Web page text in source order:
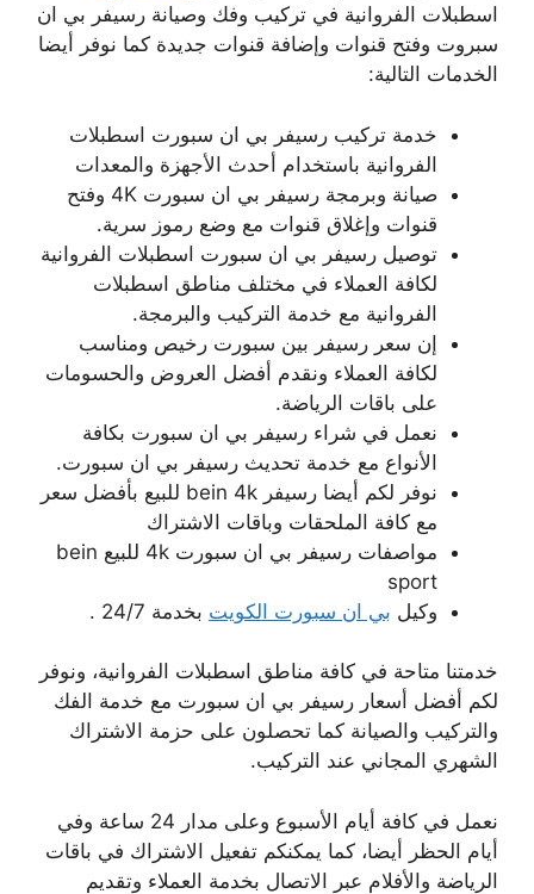
اسطبلات الفروانية في تركيب وفك وصيانة رسيفر بي ان
سبروت وفتح قنوات وإضافة قنوات جديدة كما نوفر أيضا
الخدمات التالية:
خدمة تركيب رسيفر بي ان سبورت اسطبلات
الفروانية باستخدام أحدث الأجهزة والمعدات
صيانة وبرمجة رسيفر بي ان سبورت 4K وفتح
قنوات وإغلاق قنوات مع وضع رموز سرية.
توصيل رسيفر بي ان سبورت اسطبلات الفروانية
لكافة العملاء في مختلف مناطق اسطبلات
الفروانية مع خدمة التركيب والبرمجة.
إن سعر رسيفر بين سبورت رخيص ومناسب
لكافة العملاء ونقدم أفضل العروض والحسومات
على باقات الرياضة.
نعمل في شراء رسيفر بي ان سبورت بكافة
الأنواع مع خدمة تحديث رسيفر بي ان سبورت.
نوفر لكم أيضا رسيفر bein 4k للبيع بأفضل سعر
مع كافة الملحقات وباقات الاشتراك
مواصفات رسيفر بي ان سبورت 4k للبيع bein
sport
وكيل بي ان سبورت الكويت بخدمة 24/7 .
خدمتنا متاحة في كافة مناطق اسطبلات الفروانية، ونوفر
لكم أفضل أسعار رسيفر بي ان سبورت مع خدمة الفك
والتركيب والصيانة كما تحصلون على حزمة الاشتراك
الشهري المجاني عند التركيب.
نعمل في كافة أيام الأسبوع وعلى مدار 24 ساعة وفي
أيام الحظر أيضا، كما يمكنكم تفعيل الاشتراك في باقات
الرياضة والأفلام عبر الاتصال بخدمة العملاء وتقديم